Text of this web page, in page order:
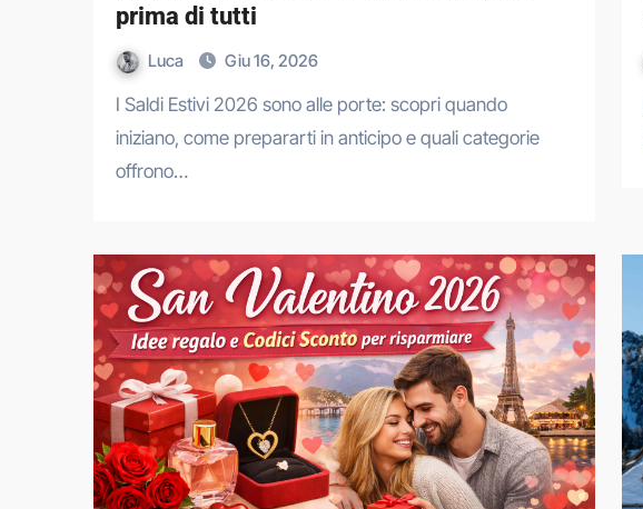
prima di tutti
Luca Giu 16, 2026
I Saldi Estivi 2026 sono alle porte: scopri quando
iniziano, come prepararti in anticipo e quali categorie
offrono…